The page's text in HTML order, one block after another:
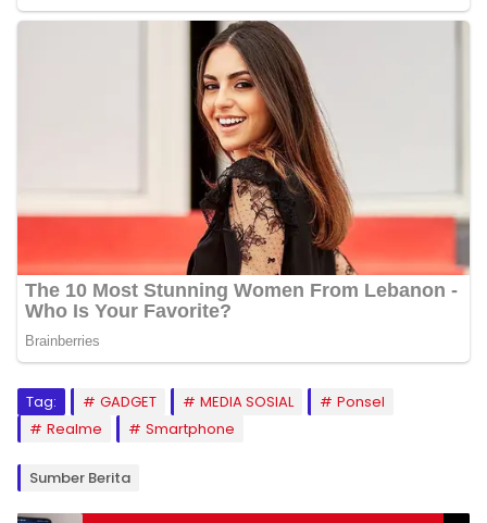
Tag: GADGET MEDIA SOSIAL
Ponsel
Realme
Smartphone
Sumber Berita